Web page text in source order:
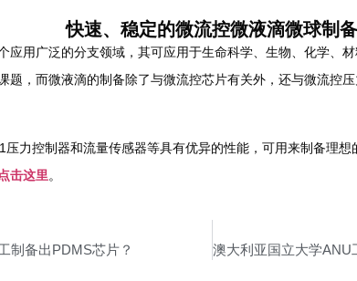
快速、稳定的微流控微液滴微球制备
应用广泛的分支领域，其可应用于生命科学、生物、化学、
题，而微液滴的制备除了与微流控芯片有关外，还与微流控
压力控制器和流量传感器等具有优异的性能，可用来制备理
击这里。
制备出PDMS芯片？